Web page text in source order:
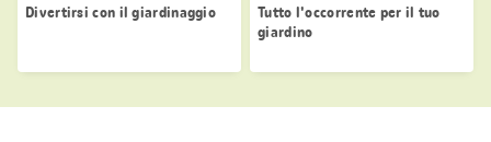
Divertirsi con il giardinaggio
Tutto l'occorrente per il tuo
giardino